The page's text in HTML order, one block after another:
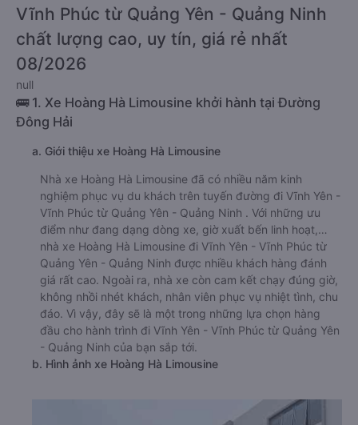
Vĩnh Phúc từ Quảng Yên - Quảng Ninh
chất lượng cao, uy tín, giá rẻ nhất
08/2026
null
🚌 1. Xe Hoàng Hà Limousine khởi hành tại Đường
Đông Hải
a. Giới thiệu xe Hoàng Hà Limousine
Nhà xe Hoàng Hà Limousine đã có nhiều năm kinh
nghiệm phục vụ du khách trên tuyến đường đi Vĩnh Yên -
Vĩnh Phúc từ Quảng Yên - Quảng Ninh . Với những ưu
điểm như đang dạng dòng xe, giờ xuất bến linh hoạt,…
nhà xe Hoàng Hà Limousine đi Vĩnh Yên - Vĩnh Phúc từ
Quảng Yên - Quảng Ninh được nhiều khách hàng đánh
giá rất cao. Ngoài ra, nhà xe còn cam kết chạy đúng giờ,
không nhồi nhét khách, nhân viên phục vụ nhiệt tình, chu
đáo. Vì vậy, đây sẽ là một trong những lựa chọn hàng
đầu cho hành trình đi Vĩnh Yên - Vĩnh Phúc từ Quảng Yên
- Quảng Ninh của bạn sắp tới.
b. Hình ảnh xe Hoàng Hà Limousine